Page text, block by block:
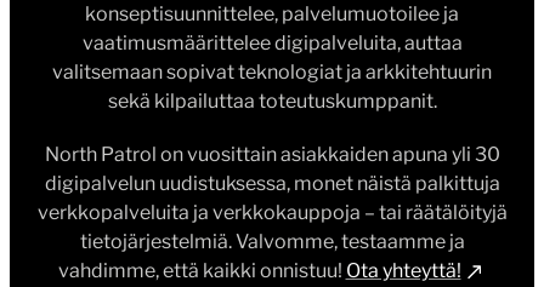
konseptisuunnittelee, palvelumuotoilee ja
vaatimusmäärittelee digipalveluita, auttaa
valitsemaan sopivat teknologiat ja arkkitehtuurin
sekä kilpailuttaa toteutuskumppanit.
North Patrol on vuosittain asiakkaiden apuna yli 30
digipalvelun uudistuksessa, monet näistä palkittuja
verkkopalveluita ja verkkokauppoja – tai räätälöityjä
tietojärjestelmiä. Valvomme, testaamme ja
vahdimme, että kaikki onnistuu! Ota yhteyttä!